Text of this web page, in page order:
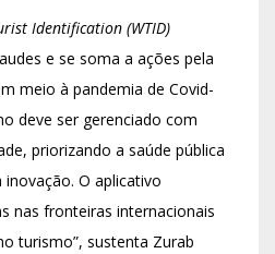
Identification (WTID)
e se soma a ações pela
meio à pandemia de Covid-
deve ser gerenciado com
priorizando a saúde pública
O aplicativo
nas fronteiras internacionais
turismo”, sustenta Zurab